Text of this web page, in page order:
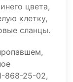
цвета,
клетку,
сланцы.
868-25-02,